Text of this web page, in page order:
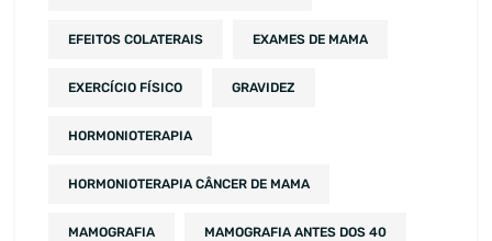
EFEITOS COLATERAIS EXAMES DE MAMA
EXERCÍCIO FÍSICO GRAVIDEZ
HORMONIOTERAPIA
HORMONIOTERAPIA CÂNCER DE MAMA
MAMOGRAFIA MAMOGRAFIA ANTES DOS 40